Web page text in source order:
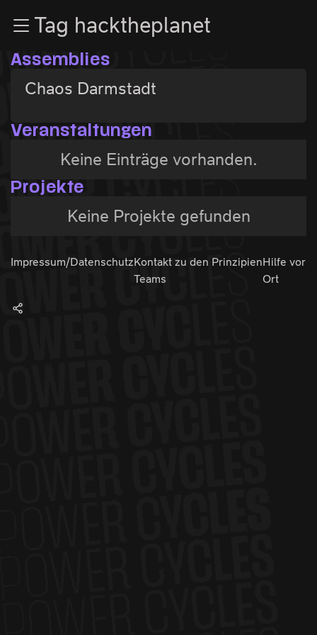
Zum InhaltTag hacktheplanet
Assemblies
Chaos Darmstadt
Veranstaltungen
Keine Einträge vorhanden.
Projekte
Keine Projekte gefunden
Impressum/DatenschutzKontakt zu den
Teams
PrinzipienHilfe vor
Ort